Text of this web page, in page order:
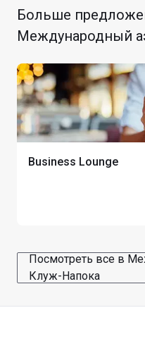
Макс. время
Больше
Международный
Business Lounge
Посмотреть все в
Клуж-Напока